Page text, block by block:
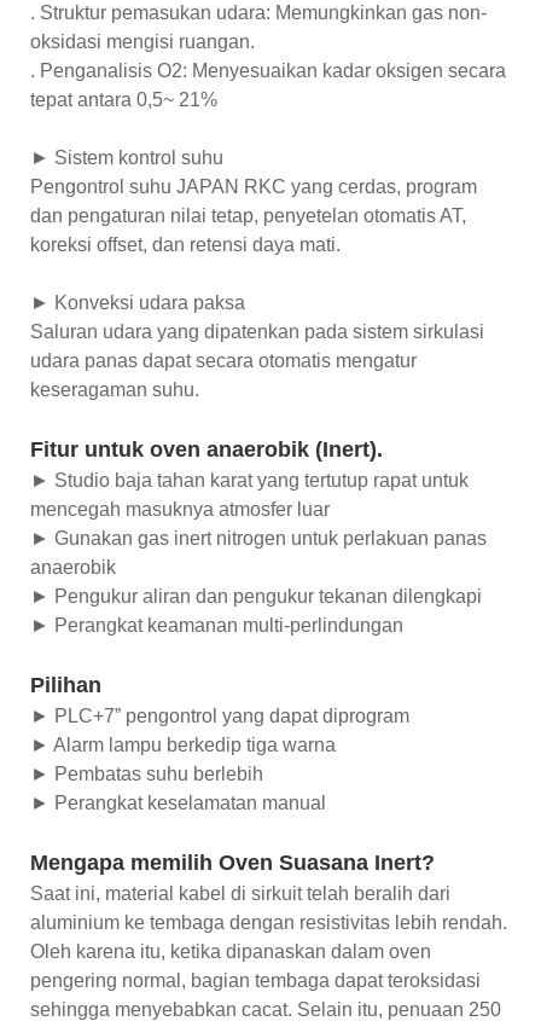
. Struktur pemasukan udara: Memungkinkan gas non-
oksidasi mengisi ruangan.
. Penganalisis O2: Menyesuaikan kadar oksigen secara
tepat antara 0,5~ 21%
► Sistem kontrol suhu
Pengontrol suhu JAPAN RKC yang cerdas, program
dan pengaturan nilai tetap, penyetelan otomatis AT,
koreksi offset, dan retensi daya mati.
► Konveksi udara paksa
Saluran udara yang dipatenkan pada sistem sirkulasi
udara panas dapat secara otomatis mengatur
keseragaman suhu.
Fitur untuk oven anaerobik (Inert).
► Studio baja tahan karat yang tertutup rapat untuk
mencegah masuknya atmosfer luar
► Gunakan gas inert nitrogen untuk perlakuan panas
anaerobik
► Pengukur aliran dan pengukur tekanan dilengkapi
► Perangkat keamanan multi-perlindungan
Pilihan
► PLC+7” pengontrol yang dapat diprogram
► Alarm lampu berkedip tiga warna
► Pembatas suhu berlebih
► Perangkat keselamatan manual
Mengapa memilih Oven Suasana Inert?
Saat ini, material kabel di sirkuit telah beralih dari
aluminium ke tembaga dengan resistivitas lebih rendah.
Oleh karena itu, ketika dipanaskan dalam oven
pengering normal, bagian tembaga dapat teroksidasi
sehingga menyebabkan cacat. Selain itu, penuaan 250